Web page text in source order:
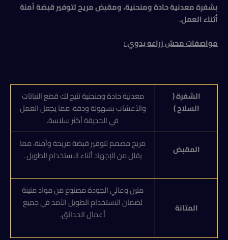
بشفرة معدنية حادة ومنحنية، ومقبض مريح لتوفير قبضة آمنة
أثناء العمل.
مواصفات محش زراعه يدوي :
الشفرة (
السلاح )
معدنية حادة ومنحنية تتيح لك قطع النباتات
والأعشاب بسهولة ودقة، مما يجعل العمل
في الحديقة أكثر سلاسة.
المقبض
مريح مصمم لتوفير قبضة مريحة وآمنة، مما
يقلل من الإجهاد أثناء الاستخدام الطويل .
المتانة
متين وعالي الجودة مصنوع من مواد متينة
لضمان الاستخدام الطويل الأمد في جميع
أعمال الحدائق.